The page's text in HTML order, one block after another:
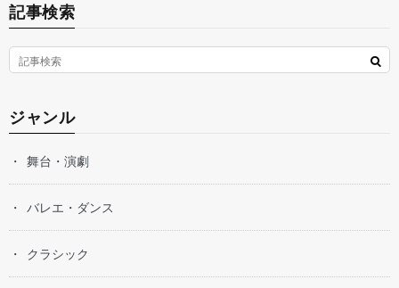
記事検索
ジャンル
舞台・演劇
バレエ・ダンス
クラシック